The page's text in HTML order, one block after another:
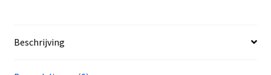
Beschrijving